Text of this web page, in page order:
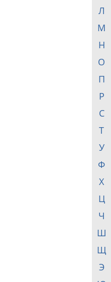
Л
М
Н
О
П
Р
С
Т
У
Ф
Х
Ц
Ч
Ш
Щ
Э